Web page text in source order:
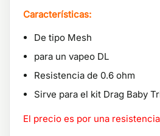
Características:
De tipo Mesh
para un vapeo DL
Resistencia de 0.6 ohm
Sirve para el kit Drag Baby
El precio es por una resistencia